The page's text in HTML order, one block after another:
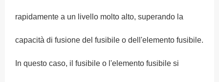
rapidamente a un livello molto alto, superando la
capacità di fusione del fusibile o dell'elemento fusibile.
In questo caso, il fusibile o l'elemento fusibile si